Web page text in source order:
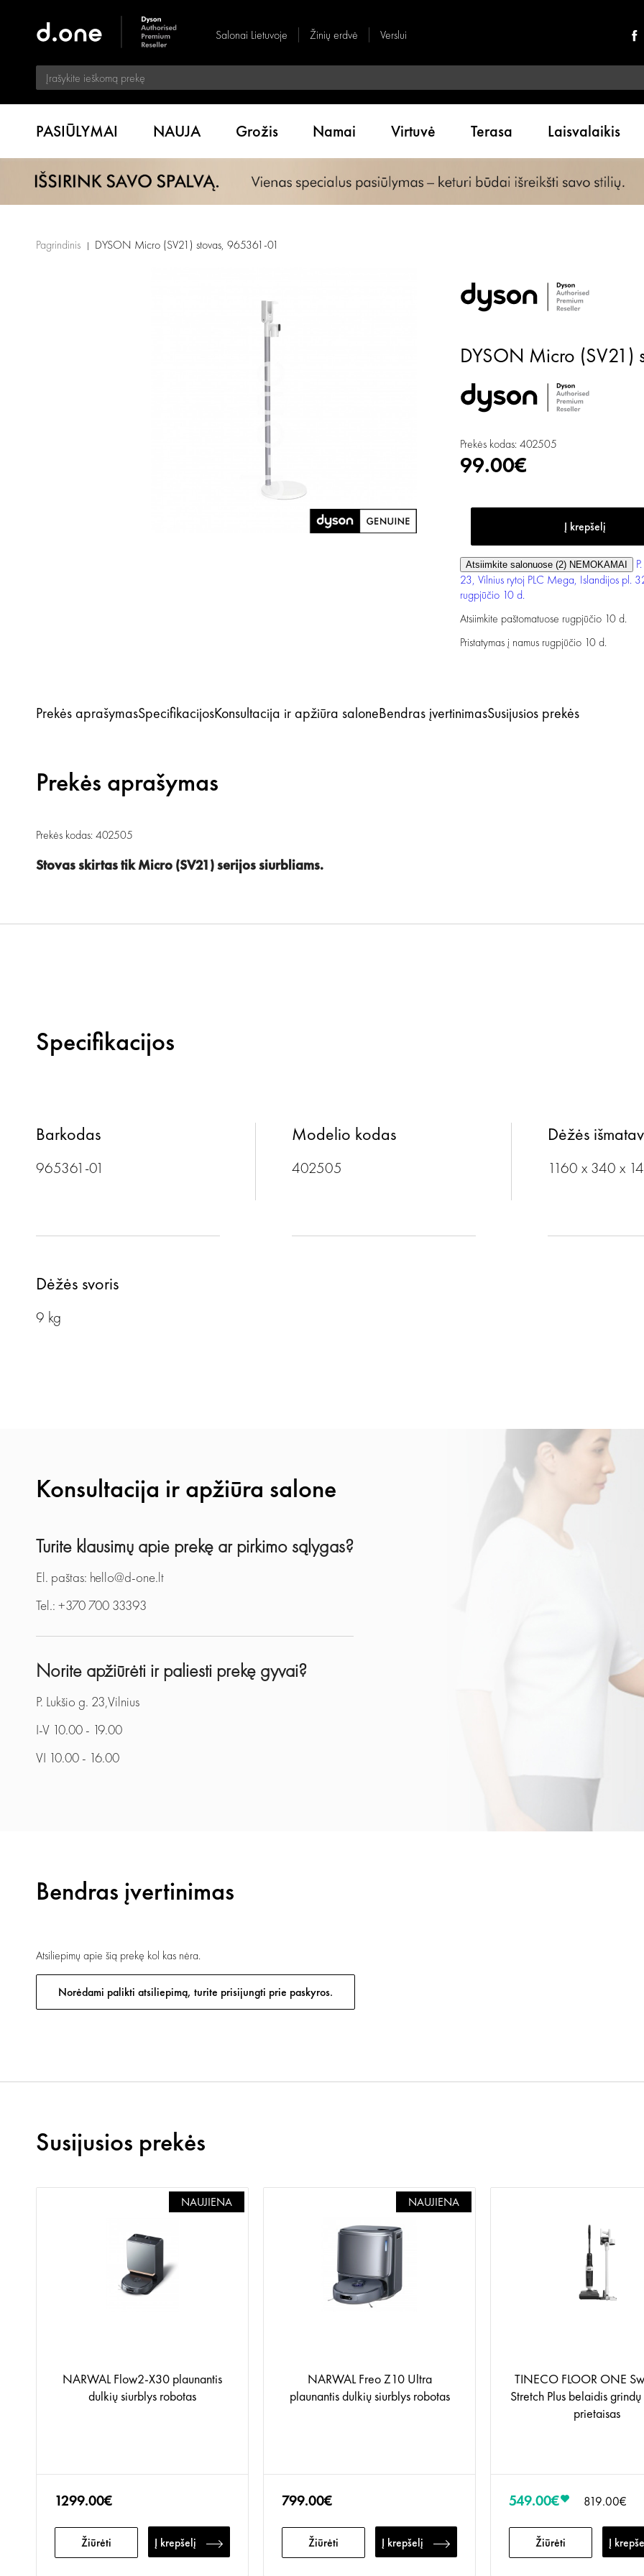
Salonai Lietuvoje Žinių erdvė Verslui
PASIŪLYMAI NAUJA Grožis Namai Virtuvė Terasa Laisvalaikis
Pagrindinis DYSON Micro (SV21) stovas, 965361-01
DYSON Micro
Prekės kodas: 402505
99.00€
Atsiimkite salonuose (2) NEMOKAMAI
23, Vilnius rytoj PLC Mega, Islandijos pl.
rugpjūčio 10 d.
Atsiimkite paštomatuose rugpjūčio 10 d.
Pristatymas į namus rugpjūčio 10 d.
Prekės aprašymasSpecifikacijosKonsultacija ir apžiūra saloneBendras įvertinimasSusijusios prekės
Prekės aprašymas
Prekės kodas: 402505
Stovas skirtas tik Micro (SV21) serijos siurbliams.
Specifikacijos
Barkodas
965361-01
Modelio kodas
402505
Dėžės
1160 x 340 x
Dėžės svoris
9 kg
Konsultacija ir apžiūra salone
Turite klausimų apie prekę ar pirkimo sąlygas?
El. paštas: hello@d-one.lt
Tel.: +370 700 33393
Norite apžiūrėti ir paliesti prekę gyvai?
P. Lukšio g. 23,Vilnius
I-V 10.00 - 19.00
VI 10.00 - 16.00
Bendras įvertinimas
Atsiliepimų apie šią prekę kol kas nėra.
Norėdami palikti atsiliepimą, turite prisijungti prie paskyros.
Susijusios prekės
NAUJIENA
NARWAL Flow2-X30 plaunantis
dulkių siurblys robotas
1299.00€
Žiūrėti Į krepšelį
NAUJIENA
NARWAL Freo Z10 Ultra
plaunantis dulkių siurblys robotas
799.00€
Žiūrėti Į krepšelį
TINECO FLOOR ONE
Stretch Plus belaidis
prietaisas
549.00€ 819.00€
Žiūrėti Į